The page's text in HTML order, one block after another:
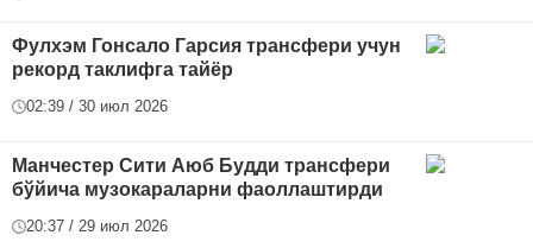
Фулхэм Гонсало Гарсия трансфери учун
рекорд таклифга тайёр
02:39 / 30 июл 2026
Манчестер Сити Аюб Будди трансфери
бўйича музокараларни фаоллаштирди
20:37 / 29 июл 2026